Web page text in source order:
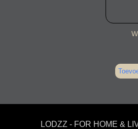
LODZZ - FOR HOME &